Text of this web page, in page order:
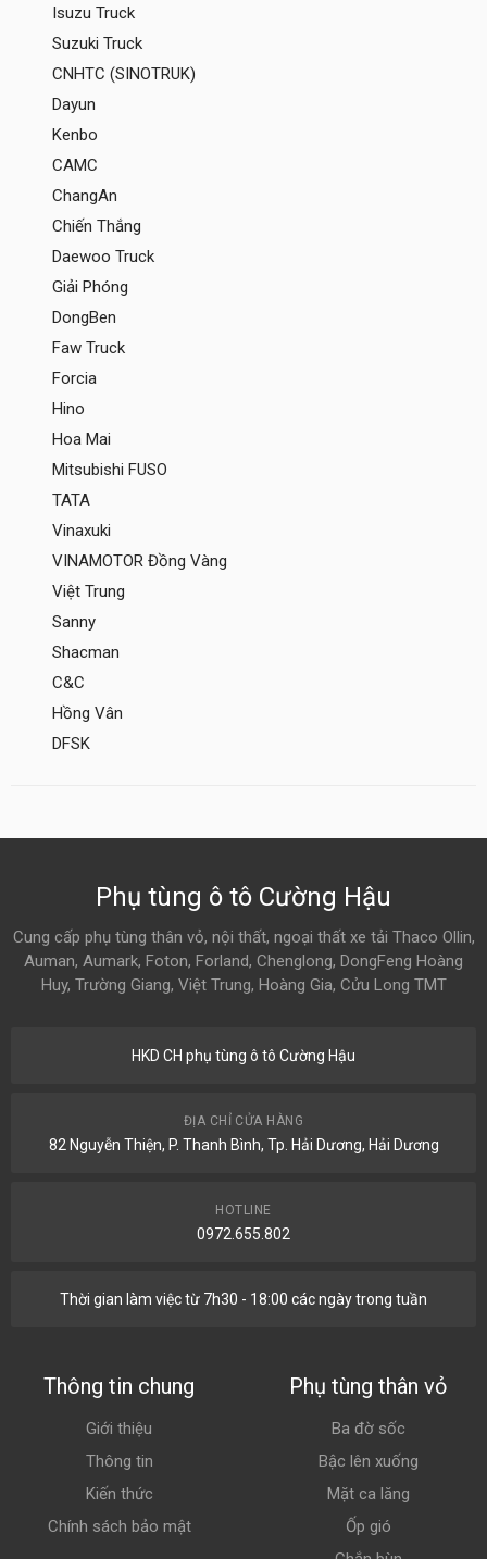
Isuzu Truck
Suzuki Truck
CNHTC (SINOTRUK)
Dayun
Kenbo
CAMC
ChangAn
Chiến Thắng
Daewoo Truck
Giải Phóng
DongBen
Faw Truck
Forcia
Hino
Hoa Mai
Mitsubishi FUSO
TATA
Vinaxuki
VINAMOTOR Đồng Vàng
Việt Trung
Sanny
Shacman
C&C
Hồng Vân
DFSK
Phụ tùng ô tô Cường Hậu
Cung cấp phụ tùng thân vỏ, nội thất, ngoại thất xe tải Thaco Ollin,
Auman, Aumark, Foton, Forland, Chenglong, DongFeng Hoàng
Huy, Trường Giang, Việt Trung, Hoàng Gia, Cửu Long TMT
HKD CH phụ tùng ô tô Cường Hậu
ĐỊA CHỈ CỬA HÀNG
82 Nguyễn Thiện, P. Thanh Bình, Tp. Hải Dương, Hải Dương
HOTLINE
0972.655.802
Thời gian làm việc từ 7h30 - 18:00 các ngày trong tuần
Thông tin chung
Giới thiệu
Thông tin
Kiến thức
Chính sách bảo mật
Phụ tùng thân vỏ
Ba đờ sốc
Bậc lên xuống
Mặt ca lăng
Ốp gió